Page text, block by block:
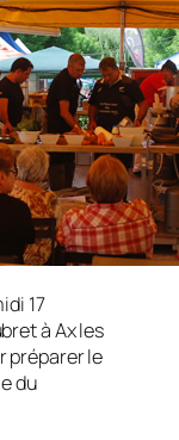
17
à Ax les
préparer le
du